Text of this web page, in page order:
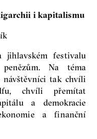
i kapitalismu
festivalu
Na téma
návštěvníci tak chvíli
chvíli přemítat
a demokracie
a finanční